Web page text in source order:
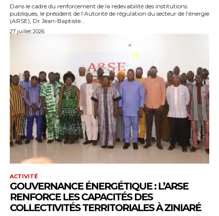
Dans le cadre du renforcement de la redevabilité des institutions
publiques, le président de l’Autorité de régulation du secteur de l’énergie
(ARSE), Dr Jean-Baptiste...
27 juillet 2026
ACTIVITÉ
GOUVERNANCE ÉNERGÉTIQUE : L’ARSE
RENFORCE LES CAPACITÉS DES
COLLECTIVITÉS TERRITORIALES À ZINIARÉ